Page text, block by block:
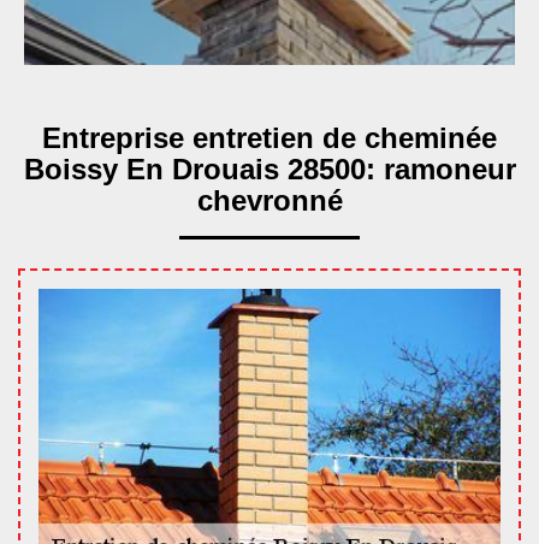
Entreprise entretien de cheminée
Boissy En Drouais 28500: ramoneur
chevronné